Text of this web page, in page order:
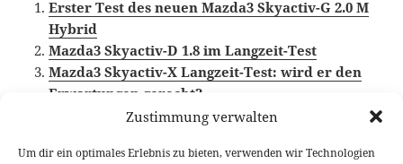
Zustimmung verwalten
Um dir ein optimales Erlebnis zu bieten, verwenden wir Technologien
Erster Test des neuen Mazda3 Skyactiv-G 2.0 M
Hybrid
Mazda3 Skyactiv-D 1.8 im Langzeit-Test
Mazda3 Skyactiv-X Langzeit-Test: wird er den
Erwartungen gerecht?